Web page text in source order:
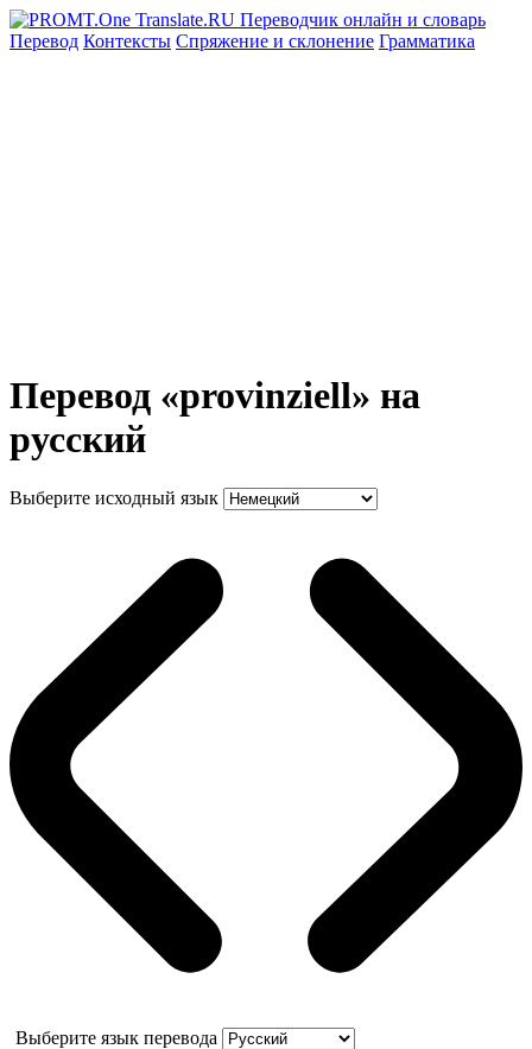
Перевод Контексты Спряжение и склонение Грамматика
Перевод «provinziell» на
русский
Выберите исходный язык
Выберите язык перевода